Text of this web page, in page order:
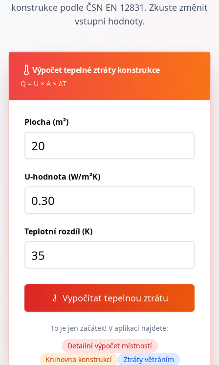
konstrukce podle ČSN EN 12831. Zkuste změnit
vstupní hodnoty.
Výpočet tepelné ztráty konstrukce
Q = U × A × ΔT
Plocha (m²)
U-hodnota (W/m²K)
Teplotní rozdíl (K)
Vypočítat tepelnou ztrátu
To je jen začátek! V aplikaci najdete:
Detailní výpočet místností
Knihovna konstrukcí
Ztráty větráním